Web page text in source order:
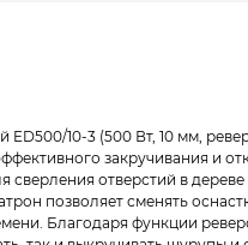
ED500/10-3 (500 Вт, 10 мм,
закручивания и
сверления отверстий в дереве
позволяет сменять
Благодаря функции